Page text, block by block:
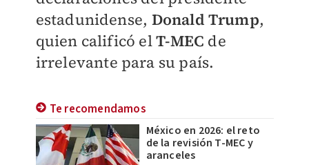
estadunidense, Donald Trump,
quien calificó elT-MEC de
irrelevante para su país.
Te recomendamos
México en 2026: el reto
de la revisión T-MEC y
aranceles